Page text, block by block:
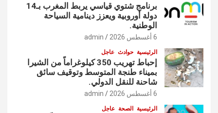
برنامج شتوي قياسي يربط المغرب بـ14
دولة أوروبية ويعزز دينامية السياحة
الوطنية.
6 أغسطس 2026 admin
الرئيسية حوادث عاجل
إحباط تهريب 350 كيلوغراماً من الشيرا
بميناء طنجة المتوسط وتوقيف سائق
شاحنة للنقل الدولي.
6 أغسطس 2026 admin
الرئيسية الصحة عاجل